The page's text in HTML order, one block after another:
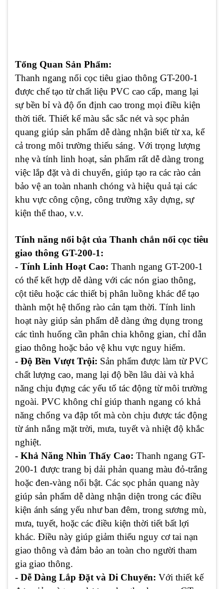
Tổng Quan Sản Phẩm:
Thanh ngang nối cọc tiêu giao thông GT-200-1
được chế tạo từ chất liệu PVC cao cấp, mang lại
sự bền bỉ và độ ổn định cao trong mọi điều kiện
thời tiết. Thiết kế màu sắc sắc nét và sọc phản
quang giúp sản phẩm dễ dàng nhận biết từ xa, kể
cả trong môi trường thiếu sáng. Với trọng lượng
nhẹ và tính linh hoạt, sản phẩm rất dễ dàng trong
việc lắp đặt và di chuyển, giúp tạo ra các rào cản
bảo vệ an toàn nhanh chóng và hiệu quả tại các
khu vực công cộng, công trường xây dựng, sự
kiện thể thao, v.v.
Tính năng nổi bật của Thanh chắn nối cọc tiêu
giao thông GT-200-1:
- Tính Linh Hoạt Cao: Thanh ngang GT-200-1
có thể kết hợp dễ dàng với các nón giao thông,
cột tiêu hoặc các thiết bị phân luồng khác để tạo
thành một hệ thống rào cản tạm thời. Tính linh
hoạt này giúp sản phẩm dễ dàng ứng dụng trong
các tình huống cần phân chia không gian, chỉ dẫn
giao thông hoặc bảo vệ khu vực nguy hiểm.
- Độ Bền Vượt Trội: Sản phẩm được làm từ PVC
chất lượng cao, mang lại độ bền lâu dài và khả
năng chịu đựng các yếu tố tác động từ môi trường
ngoài. PVC không chỉ giúp thanh ngang có khả
năng chống va đập tốt mà còn chịu được tác động
từ ánh nắng mặt trời, mưa, tuyết và nhiệt độ khắc
nghiệt.
- Khả Năng Nhìn Thấy Cao: Thanh ngang GT-
200-1 được trang bị dải phản quang màu đỏ-trắng
hoặc đen-vàng nổi bật. Các sọc phản quang này
giúp sản phẩm dễ dàng nhận diện trong các điều
kiện ánh sáng yếu như ban đêm, trong sương mù,
mưa, tuyết, hoặc các điều kiện thời tiết bất lợi
khác. Điều này giúp giảm thiểu nguy cơ tai nạn
giao thông và đảm bảo an toàn cho người tham
gia giao thông.
- Dễ Dàng Lắp Đặt và Di Chuyển: Với thiết kế